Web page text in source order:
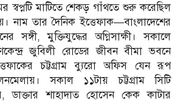
স্বপ্নটি মাটিতে শেকড় গাঁথতে শুরু করেছিল
নাম তার দৈনিক ইত্তেফাক—বাংলাদেশের
সঙ্গী, মুক্তিযুদ্ধের অগ্নিসাক্ষী। সকালে
জুবিলী রোডের জীবন বীমা ভবনে
চট্টগ্রাম ব্যুরো অফিস যেন রূপ
সকাল ১১টায় চট্টগ্রাম সিটি
ডাক্তার শাহাদাত হোসেন কেক কাটার